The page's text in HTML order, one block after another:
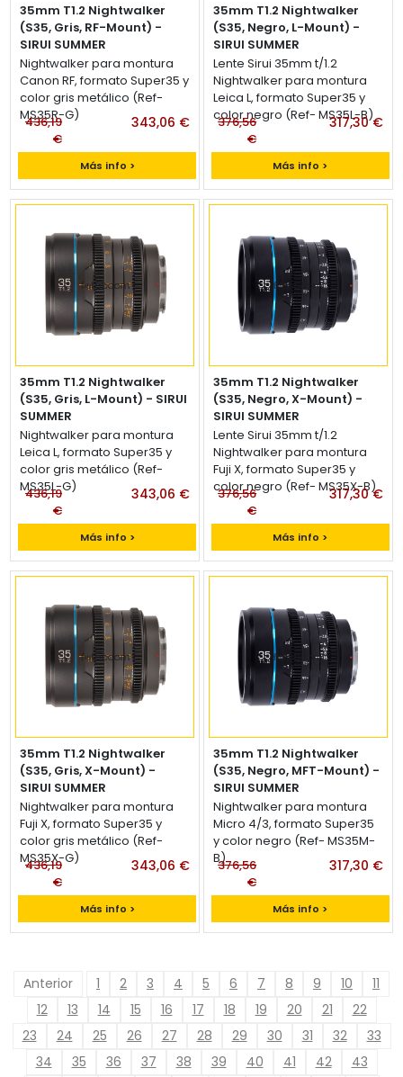
35mm T1.2 Nightwalker
(S35, Gris, RF-Mount) -
SIRUI SUMMER
Lente Sirui 35mm t/1.2
Nightwalker para montura
Canon RF, formato Super35 y
color gris metálico (Ref-
MS35R-G)
Más info >
436,19
€
343,06 €
35mm T1.2 Nightwalker
(S35, Negro, L-Mount) -
SIRUI SUMMER
Lente Sirui 35mm t/1.2
Nightwalker para montura
Leica L, formato Super35 y
color negro (Ref- MS35L-B)
Más info >
376,56
€
317,30 €
35mm T1.2 Nightwalker
(S35, Gris, L-Mount) - SIRUI
SUMMER
Lente Sirui 35mm t/1.2
Nightwalker para montura
Leica L, formato Super35 y
color gris metálico (Ref-
MS35L-G)
Más info >
436,19
€
343,06 €
35mm T1.2 Nightwalker
(S35, Negro, X-Mount) -
SIRUI SUMMER
Lente Sirui 35mm t/1.2
Nightwalker para montura
Fuji X, formato Super35 y
color negro (Ref- MS35X-B)
Más info >
376,56
€
317,30 €
35mm T1.2 Nightwalker
(S35, Gris, X-Mount) -
SIRUI SUMMER
Lente Sirui 35mm t/1.2
Nightwalker para montura
Fuji X, formato Super35 y
color gris metálico (Ref-
MS35X-G)
Más info >
436,19
€
343,06 €
35mm T1.2 Nightwalker
(S35, Negro, MFT-Mount) -
SIRUI SUMMER
Lente Sirui 35mm t/1.2
Nightwalker para montura
Micro 4/3, formato Super35
y color negro (Ref- MS35M-
B)
Más info >
376,56
€
317,30 €
Anterior 1 2 3 4 5 6 7 8 9 10
11
12
13 14 15 16 17 18 19 20 21
22
23
24 25 26 27 28 29 30 31 32
33
34
35 36 37 38 39 40 41 42
43